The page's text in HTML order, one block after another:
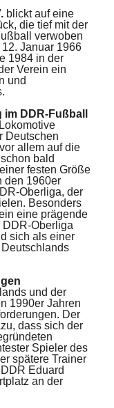
blickt auf eine
die tief mit der
verwoben
Januar 1966
1984 in der
Verein ein
und
DDR-Fußball
Deutschen
allem auf die
bald
festen Größe
den 1960er
Oberliga, der
Besonders
eine prägende
Oberliga
sich als einer
und der
1990er Jahren
Der
dass sich der
Spieler des
spätere Trainer
Eduard
an der